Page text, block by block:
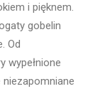
i pięknem.
gobelin
Od
wypełnione